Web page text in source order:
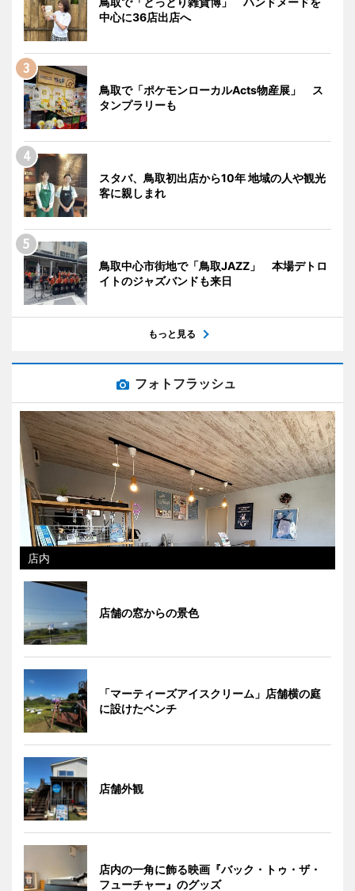
中心に36店出店へ
鳥取で「ポケモンローカルActs物産展」 ス
タンプラリーも
スタバ、鳥取初出店から10年 地域の人や観光
客に親しまれ
鳥取中心市街地で「鳥取JAZZ」 本場デトロ
イトのジャズバンドも来日
もっと見る
フォトフラッシュ
店内
店舗の窓からの景色
「マーティーズアイスクリーム」店舗横の庭
に設けたベンチ
店舗外観
店内の一角に飾る映画『バック・トゥ・ザ・
フューチャー』のグッズ